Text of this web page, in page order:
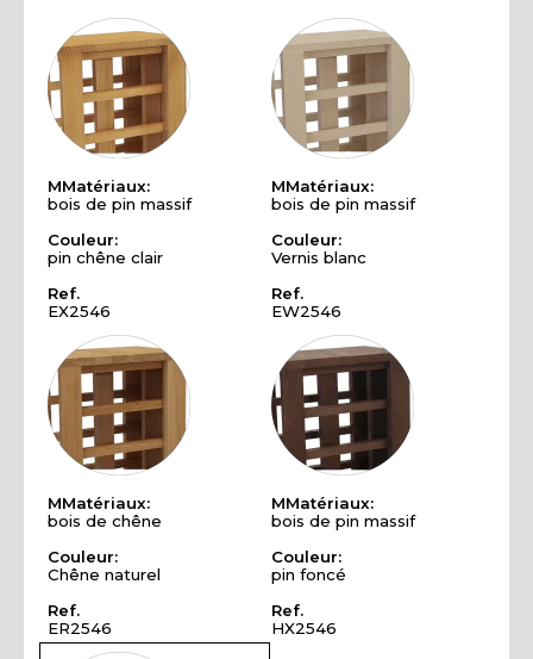
MMatériaux:
bois de pin massif
Couleur:
pin chêne clair
Ref.
EX2546
MMatériaux:
bois de pin massif
Couleur:
Vernis blanc
Ref.
EW2546
MMatériaux:
bois de chêne
Couleur:
Chêne naturel
Ref.
ER2546
MMatériaux:
bois de pin massif
Couleur:
pin foncé
Ref.
HX2546